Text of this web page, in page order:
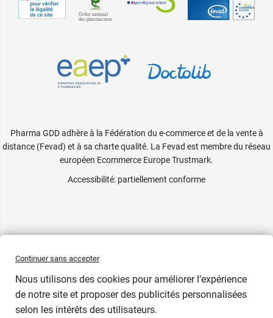
Pharma GDD adhère à la Fédération du e-commerce et de la vente à
distance (Fevad) et à sa charte qualité. La Fevad est membre du réseau
européen Ecommerce Europe Trustmark.
Accessibilité: partiellement conforme
Continuer sans accepter
Nous utilisons des cookies pour améliorer l’expérience
de notre site et proposer des publicités personnalisées
selon les intérêts des utilisateurs.